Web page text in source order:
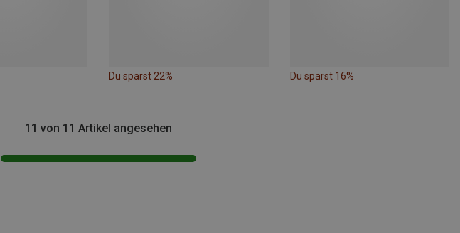
Du sparst 22% Du sparst 16%
11 von 11 Artikel angesehen